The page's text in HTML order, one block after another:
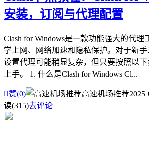
安装，订阅与代理配置
Clash for Windows是一款功能强大的代理
学上网、网络加速和隐私保护。对于新
设置代理可能稍显复杂，但只要按照以
上手。 1. 什么是Clash for Windows Cl...
赞(0) 高速机场推荐
读(315)去评论